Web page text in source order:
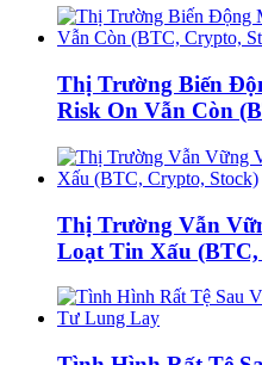
Thị Trường Biến
Risk On Vẫn Còn
Thị Trường Vẫn
Loạt Tin Xấu